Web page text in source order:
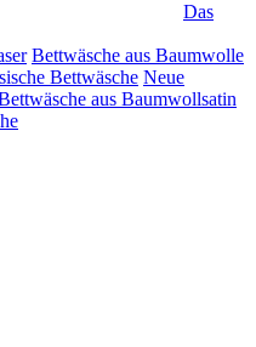
Das
Bettwäsche aus Baumwolle
Bettwäsche Neue
aus Baumwollsatin